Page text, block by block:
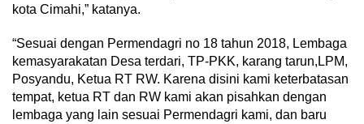
kota Cimahi,” katanya.
“Sesuai dengan Permendagri no 18 tahun 2018, Lembaga
kemasyarakatan Desa terdari, TP-PKK, karang tarun,LPM,
Posyandu, Ketua RT RW. Karena disini kami keterbatasan
tempat, ketua RT dan RW kami akan pisahkan dengan
lembaga yang lain sesuai Permendagri kami, dan baru